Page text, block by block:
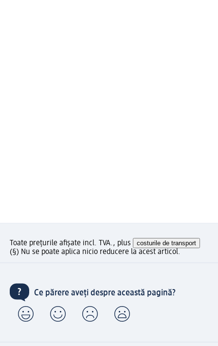
Toate prețurile afișate incl. TVA., plus costurile de transport
(§) Nu se poate aplica nicio reducere la acest articol.
Ce părere aveți despre această pagină?